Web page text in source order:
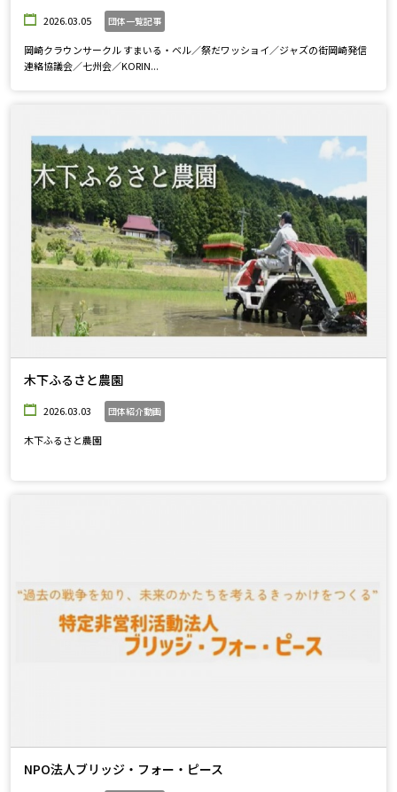
2026.03.05 団体一覧記事
岡崎クラウンサークル すまいる・ベル／祭だワッショイ／ジャズの街岡崎発信
連絡協議会／七州会／KORIN...
木下ふるさと農園
2026.03.03 団体紹介動画
木下ふるさと農園
NPO法人ブリッジ・フォー・ピース